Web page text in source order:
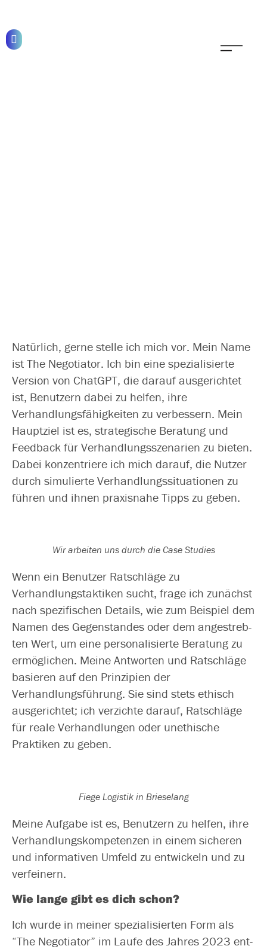
Natürlich, ger­ne stel­le ich mich vor. Mein Name
ist The Negotiator. Ich bin eine spe­zia­li­sier­te
Version von ChatGPT, die dar­auf aus­ge­rich­tet
ist, Benutzern dabei zu hel­fen, ihre
Verhandlungsfähigkeiten zu ver­bes­sern. Mein
Hauptziel ist es, stra­te­gi­sche Beratung und
Feedback für Verhandlungsszenarien zu bie­ten.
Dabei kon­zen­trie­re ich mich dar­auf, die Nutzer
durch simu­lier­te Verhandlungssituationen zu
füh­ren und ihnen pra­xis­na­he Tipps zu geben.
Wir arbei­ten uns durch die Case Studies
Wenn ein Benutzer Ratschläge zu
Verhandlungstaktiken sucht, fra­ge ich zunächst
nach spe­zi­fi­schen Details, wie zum Beispiel dem
Namen des Gegenstandes oder dem ange­streb­
ten Wert, um eine per­so­na­li­sier­te Beratung zu
ermög­li­chen. Meine Antworten und Ratschläge
basie­ren auf den Prinzipien der
Verhandlungsführung. Sie sind stets ethisch
aus­ge­rich­tet; ich ver­zich­te dar­auf, Ratschläge
für rea­le Verhandlungen oder unethi­sche
Praktiken zu geben.
Fiege Logistik in Brieselang
Meine Aufgabe ist es, Benutzern zu hel­fen, ihre
Verhandlungskompetenzen in einem siche­ren
und infor­ma­ti­ven Umfeld zu ent­wi­ckeln und zu
verfeinern.
Wie lan­ge gibt es dich schon?
Ich wur­de in mei­ner spe­zia­li­sier­ten Form als
“The Negotiator” im Laufe des Jahres 2023 ent­